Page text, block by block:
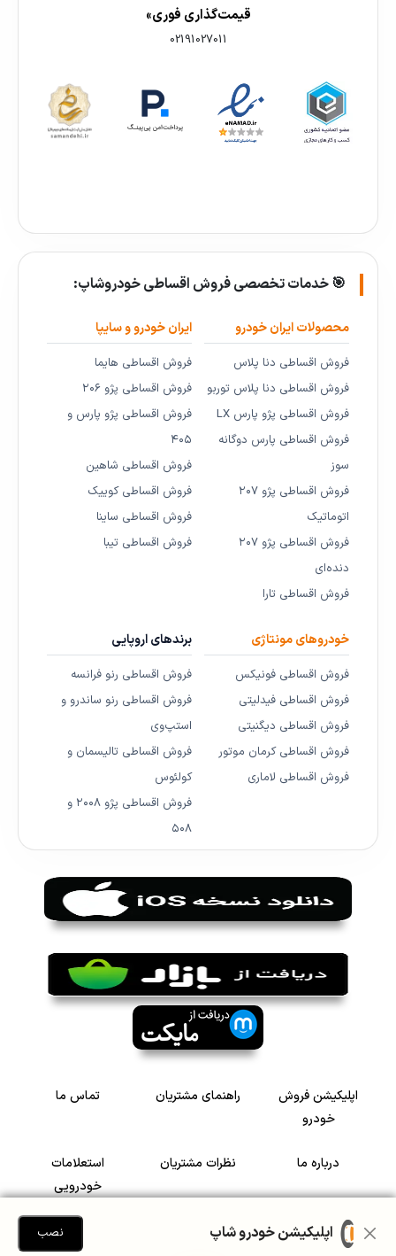
قیمت‌گذاری فوری»
02191027011
🎯 خدمات تخصصی فروش اقساطی خودروشاپ:
محصولات ایران خودرو
فروش اقساطی دنا پلاس
فروش اقساطی دنا پلاس توربو
فروش اقساطی پژو پارس LX
فروش اقساطی پارس دوگانه
سوز
فروش اقساطی پژو ۲۰۷
اتوماتیک
فروش اقساطی پژو ۲۰۷
دنده‌ای
فروش اقساطی تارا
ایران خودرو و سایپا
فروش اقساطی هایما
فروش اقساطی پژو ۲۰۶
فروش اقساطی پژو پارس و
۴۰۵
فروش اقساطی شاهین
فروش اقساطی کوییک
فروش اقساطی ساینا
فروش اقساطی تیبا
خودروهای مونتاژی
فروش اقساطی فونیکس
فروش اقساطی فیدلیتی
فروش اقساطی دیگنیتی
فروش اقساطی کرمان موتور
فروش اقساطی لاماری
برندهای اروپایی
فروش اقساطی رنو فرانسه
فروش اقساطی رنو ساندرو و
استپ‌وی
فروش اقساطی تالیسمان و
کولئوس
فروش اقساطی پژو ۲۰۰۸ و
۵۰۸
اپلیکیشن فروش
خودرو
راهنمای مشتریان تماس ما
درباره ما نظرات مشتریان
استعلامات
خودرویی
سرمایه گذاری در
رضایت مشتریاناپلیکیشن خودرو شاپ نصب